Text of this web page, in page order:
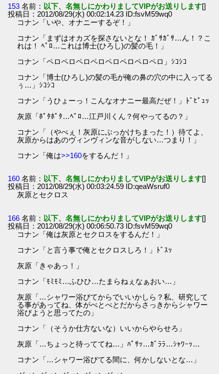
153 名前： 以下、名無しにかわりましてVIPがお送りします[]
投稿日：2012/08/29(水) 00:02:14.23 ID:fsvM59wq0
コナン「いや、オナニーするぞ！」
コナン「まずはオカズを探さないとな！ ｶﾞｻｶﾞｻ…ん！？こ
れは！ ﾍﾟﾛ…これは博士(ひろし)の髪の毛！」
コナン「ペロペロペロペロペロペロペロペロ」ｼｺｼｺ
コナン「博士(ひろし)の髪の毛が俺の鼻の穴の中に入ってる
ぅ…」ｼｺｼｺ
コナン「うひょーっ！こんなオナニー最高だぜ！」ﾄﾞﾋﾟｭｯ
灰原「ﾎﾟﾀﾎﾟﾀ…ﾍﾟﾛ…江戸川くん？何やってるの？」
コナン「（やべぇ！灰原にぶっかけちまった！）待てよ、
灰原からはあのヴィンヴィンな音がしない…つまり！」
コナン「俺は>>160をするんだ！」
160 名前： 以下、名無しにかわりましてVIPがお送りします[]
投稿日：2012/08/29(水) 00:03:24.59 ID:qeaWsruf0
灰原とセクロス
166 名前： 以下、名無しにかわりましてVIPがお送りします[]
投稿日：2012/08/29(水) 00:06:50.73 ID:fsvM59wq0
コナン「俺は灰原とセクロスをするんだ！」
コナン「と言う事で俺とセクロスしろ！」ﾄﾞｽｯ
灰原「きゃあっ！」
コナン「ﾓﾐﾓﾐ…ふひひ…たまらねぇなぁおい…」
灰原「…シャワー浴びてからでいいかしら？私、研究して
る事があってね、体がべとべとだからさっきからシャワー
浴びようと思ってたの」
コナン「（そうか仕方ないな）いいからやらせろ」
灰原「…ちょっと待っててね…」ﾊﾟｻｯ…ｶﾞﾗﾗ…ｼｬﾜｰｯ…
コナン「…シャワー浴びてる間に、何かしないとな…」